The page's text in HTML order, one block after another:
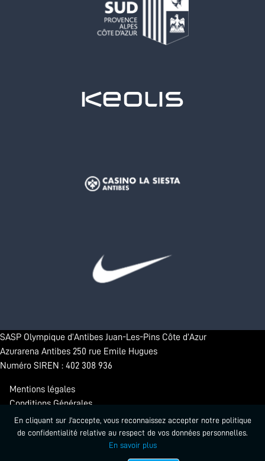
SASP Olympique d’Antibes Juan-Les-Pins Côte d’Azur
Azurarena Antibes 250 rue Emile Hugues
Numéro SIREN : 402 308 936
Mentions légales
Conditions Générales
Confidentialité
© 2026 - Antibes Sharks. Tous droits réservés.
En cliquant sur J'accepte, vous reconnaissez accepter notre politique
de confidentialité relative au respect de vos données personnelles.
En savoir plus